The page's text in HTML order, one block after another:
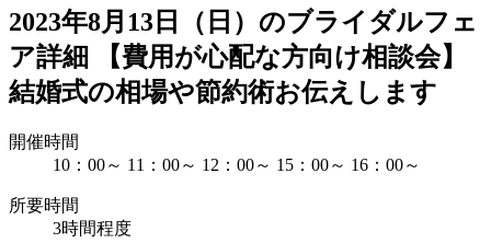
2023年8月13日（日）のブライダルフェ
ア詳細
【費用が心配な方向け相談会】
結婚式の相場や節約術お伝えします
開催時間
10：00～ 11：00～ 12：00～ 15：00～ 16：00～
所要時間
3時間程度